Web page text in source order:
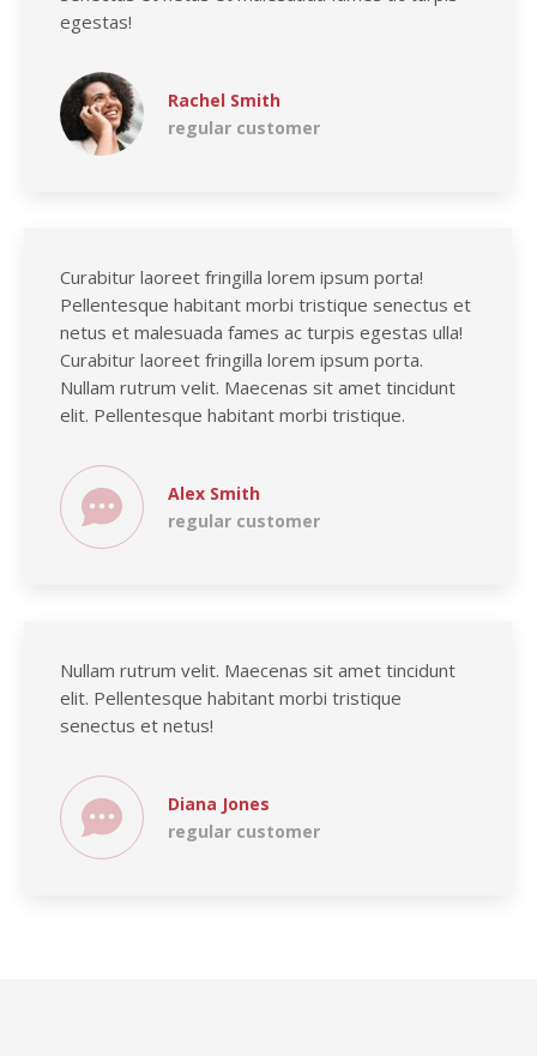
Rachel Smith
regular customer
egestas!
Alex Smith
regular customer
Curabitur laoreet fringilla lorem ipsum porta!
Pellentesque habitant morbi tristique senectus et
netus et malesuada fames ac turpis egestas ulla!
Curabitur laoreet fringilla lorem ipsum porta.
Nullam rutrum velit. Maecenas sit amet tincidunt
elit. Pellentesque habitant morbi tristique.
Diana Jones
regular customer
Nullam rutrum velit. Maecenas sit amet tincidunt
elit. Pellentesque habitant morbi tristique
senectus et netus!